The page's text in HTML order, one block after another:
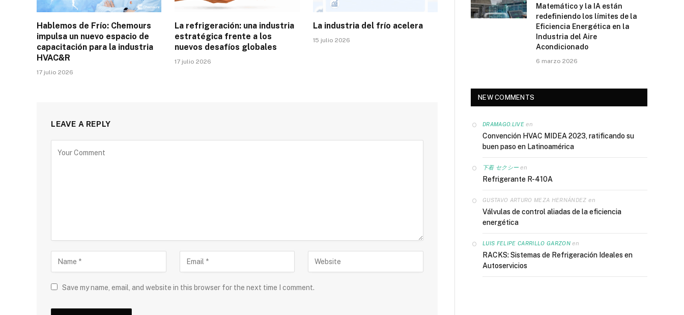
Hablemos de Frío: Chemours
impulsa un nuevo espacio de
capacitación para la industria
HVAC&R
17 julio 2026
La refrigeración: una industria
estratégica frente a los
nuevos desafíos globales
17 julio 2026
La industria del frío acelera
15 julio 2026
LEAVE A REPLY
Save my name, email, and website in this browser for the next time I comment.
Matemático y la IA están
redefiniendo los límites de la
Eficiencia Energética en la
Industria del Aire
Acondicionado
6 marzo 2026
NEW COMMENTS
DRAMAGO.LIVEen
Convención HVAC MIDEA 2023, ratificando su
buen paso en Latinoamérica
下着 セクシー en
Refrigerante R-410A
GUSTAVO ARTURO MEZA HERNÁNDEZ en
Válvulas de control aliadas de la eficiencia
energética
LUIS FELIPE CARRILLO GARZONen
RACKS: Sistemas de Refrigeración Ideales en
Autoservicios